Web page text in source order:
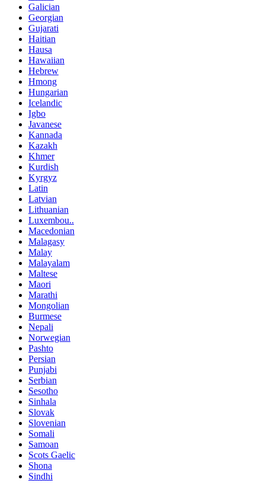
Galician
Georgian
Gujarati
Haitian
Hausa
Hawaiian
Hebrew
Hmong
Hungarian
Icelandic
Igbo
Javanese
Kannada
Kazakh
Khmer
Kurdish
Kyrgyz
Latin
Latvian
Lithuanian
Luxembou..
Macedonian
Malagasy
Malay
Malayalam
Maltese
Maori
Marathi
Mongolian
Burmese
Nepali
Norwegian
Pashto
Persian
Punjabi
Serbian
Sesotho
Sinhala
Slovak
Slovenian
Somali
Samoan
Scots Gaelic
Shona
Sindhi